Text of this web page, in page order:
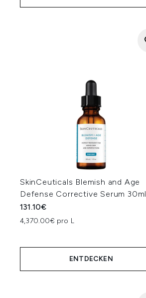
SkinCeuticals Blemish and Age
Defense Corrective Serum 30ml
131.10€
4,370.00€ pro L
ENTDECKEN